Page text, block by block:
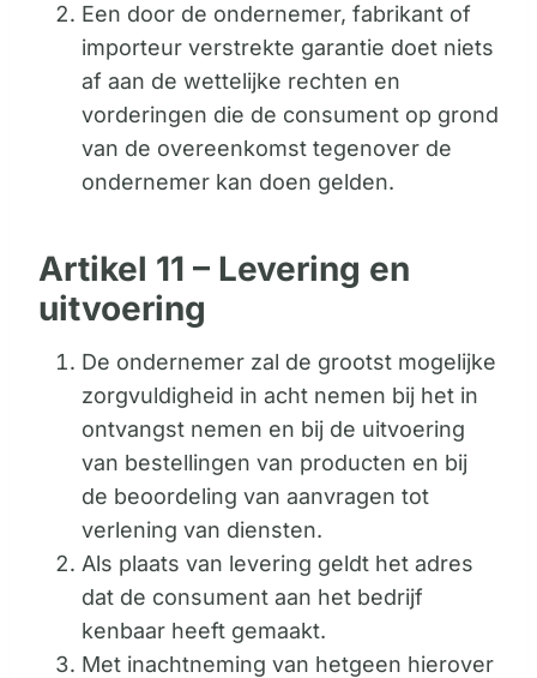
Een door de ondernemer, fabrikant of
importeur verstrekte garantie doet niets
af aan de wettelijke rechten en
vorderingen die de consument op grond
van de overeenkomst tegenover de
ondernemer kan doen gelden.
Artikel 11 – Levering en
uitvoering
De ondernemer zal de grootst mogelijke
zorgvuldigheid in acht nemen bij het in
ontvangst nemen en bij de uitvoering
van bestellingen van producten en bij
de beoordeling van aanvragen tot
verlening van diensten.
Als plaats van levering geldt het adres
dat de consument aan het bedrijf
kenbaar heeft gemaakt.
Met inachtneming van hetgeen hierover